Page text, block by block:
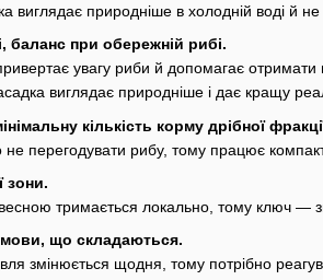
виглядає природніше в холодній воді й
баланс при обережній рибі.
увагу риби й допомагає отримати
виглядає природніше і дає кращу
кількість корму дрібної
не перегодувати рибу, тому працює
зони.
тримається локально, тому ключ —
що складаються.
змінюється щодня, тому потрібно